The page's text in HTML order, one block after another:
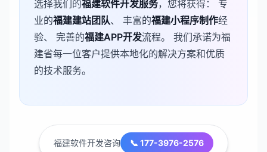
选择我们的福建软件开发服务，您将获得： 专
业的福建建站团队、 丰富的福建小程序制作经
验、 完善的福建APP开发流程。 我们承诺为福
建省每一位客户提供本地化的解决方案和优质
的技术服务。
福建软件开发咨询 📞 177-3976-2576